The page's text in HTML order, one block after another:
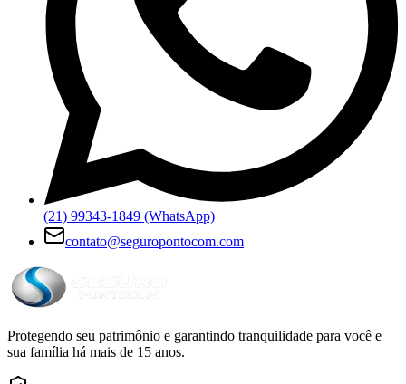
(21) 99343-1849 (WhatsApp)
contato@seguropontocom.com
Protegendo seu patrimônio e garantindo tranquilidade para você e
sua família há mais de 15 anos.